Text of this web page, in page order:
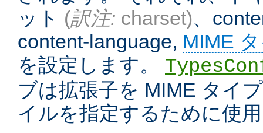
ット (訳注: charset)、
content-language, MIME
を設定します。
ブは拡張子を MIME タイ
イルを指定するために使